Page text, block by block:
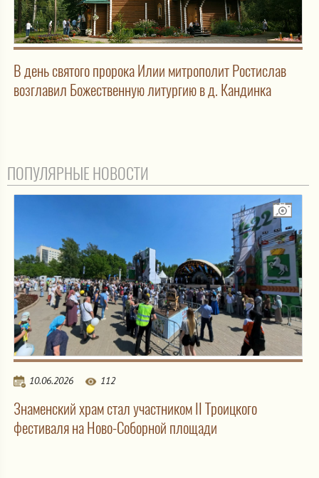
В день святого пророка Илии митрополит Ростислав
возглавил Божественную литургию в д. Кандинка
ПОПУЛЯРНЫЕ НОВОСТИ
10.06.2026 112
Знаменский храм стал участником II Троицкого
фестиваля на Ново-Соборной площади